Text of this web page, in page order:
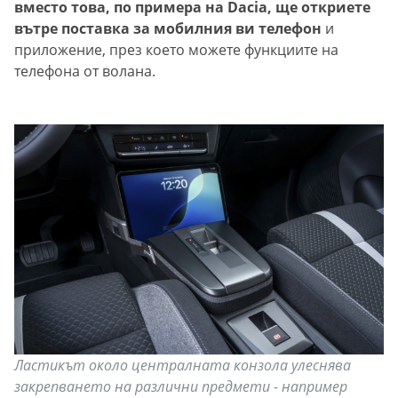
вместо това, по примера на Dacia, ще откриете
вътре поставка за мобилния ви телефон и
приложение, през което можете функциите на
телефона от волана.
Ластикът около централната конзола улеснява
закрепването на различни предмети - например